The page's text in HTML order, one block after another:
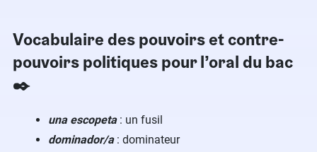
Vocabulaire des pouvoirs et contre-
pouvoirs politiques pour l’oral du bac
✒️
una escopeta: un fusil
dominador/a: dominateur